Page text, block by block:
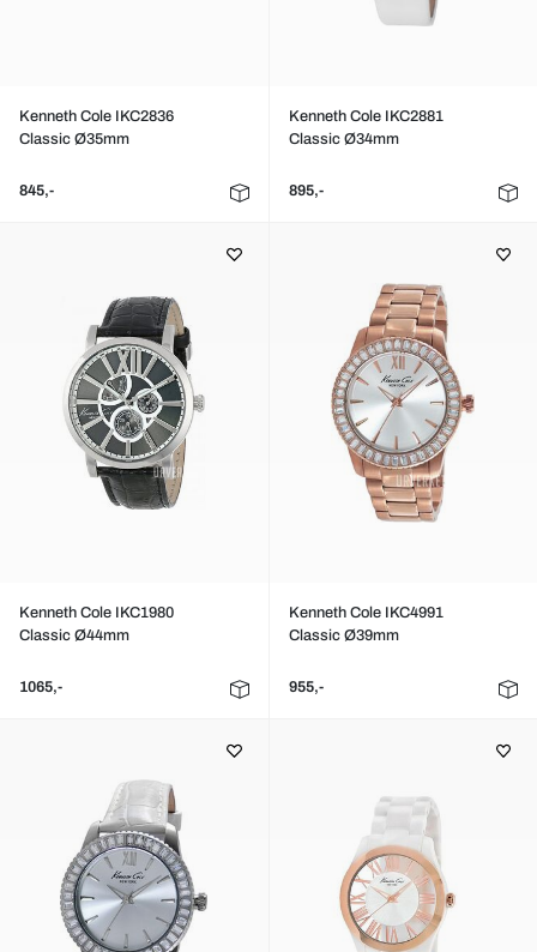
Kenneth Cole IKC2836
Classic Ø35mm
845,-
Kenneth Cole IKC2881
Classic Ø34mm
895,-
Kenneth Cole IKC1980
Classic Ø44mm
1065,-
Kenneth Cole IKC4991
Classic Ø39mm
955,-